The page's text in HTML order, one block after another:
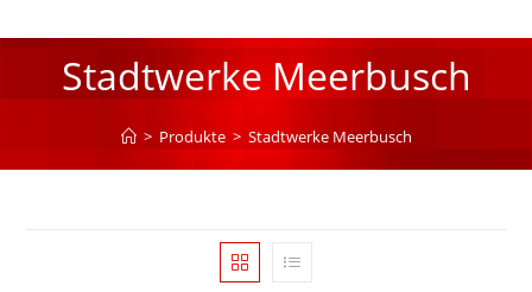
Stadtwerke Meerbusch
> Produkte > Stadtwerke Meerbusch